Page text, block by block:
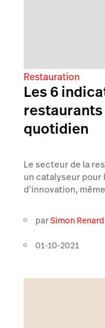
Restauration
Les 6
restaurants
quotidien
Le secteur de la
un catalyseur
d’innovation,
parSimon Renard
01-10-2021